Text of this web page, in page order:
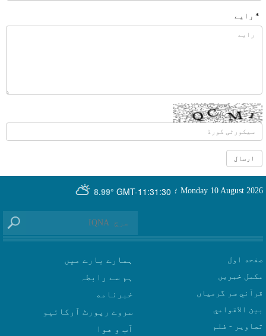
* رایے
GMT-11:31:30
8.99° Monday 10 August 2026 ؛
صفحه اول
مکمل خبریں
قرآني سر گرمياں
بين الاقوامي
تصاوير - فلم
ہمارے بارے میں
ہم سے رابطہ
سروے رپورٹ آرکائیو
آب و هوا